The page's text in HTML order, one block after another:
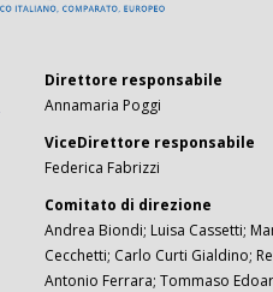
Direttore responsabile
Annamaria Poggi
ViceDirettore responsabile
Federica Fabrizzi
Comitato di direzione
Andrea Biondi; Luisa Cassetti;
Cecchetti; Carlo Curti Gialdino;
Antonio Ferrara; Tommaso